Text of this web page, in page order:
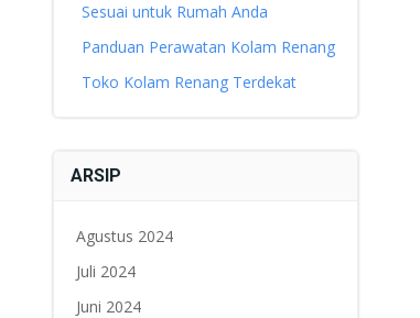
Sesuai untuk Rumah Anda
Panduan Perawatan Kolam Renang
Toko Kolam Renang Terdekat
ARSIP
Agustus 2024
Juli 2024
Juni 2024